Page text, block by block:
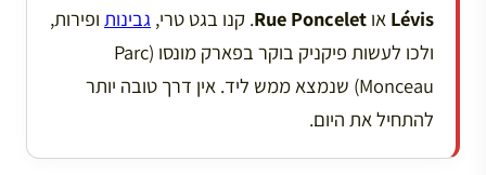
Lévis או Rue Poncelet. קנו בגט טרי, גבינות ופירות,
ולכו לעשות פיקניק בוקר בפארק מונסו (Parc
Monceau) שנמצא ממש ליד. אין דרך טובה יותר
להתחיל את היום.